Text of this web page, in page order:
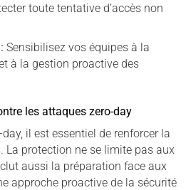
toute tentative d’accès non
Sensibilisez vos équipes à la
à la gestion proactive des
les attaques zero-day
il est essentiel de renforcer la
La protection ne se limite pas aux
aussi la préparation face aux
approche proactive de la sécurité